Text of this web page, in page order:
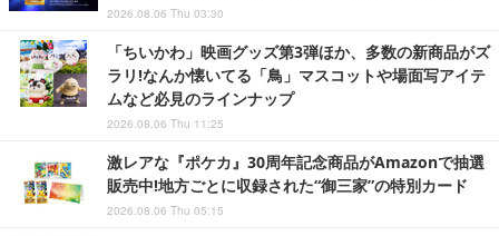
2026.08.06 Thu 03:30
「ちいかわ」映画グッズ第3弾ほか、多数の新商品がズ
ラリ!なんか懐いてる「鳥」マスコットや場面写アイテ
ムなど必見のラインナップ
2026.08.06 Thu 11:25
激レアな『ポケカ』30周年記念商品がAmazonで抽選
販売中!地方ごとに収録された“御三家”の特別カード
2026.08.06 Thu 05:15